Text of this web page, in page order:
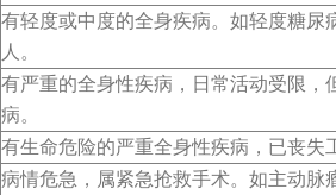
有轻度或中度的全身疾病。如轻度糖尿
人。
有严重的全身性疾病，日常活动受限，
病。
有生命危险的严重全身性疾病，已丧失
病情危急，属紧急抢救手术。如主动脉